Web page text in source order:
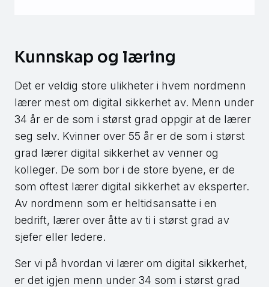
Kunnskap og læring
Det er veldig store ulikheter i hvem nordmenn
lærer mest om digital sikkerhet av. Menn under
34 år er de som i størst grad oppgir at de lærer
seg selv. Kvinner over 55 år er de som i størst
grad lærer digital sikkerhet av venner og
kolleger. De som bor i de store byene, er de
som oftest lærer digital sikkerhet av eksperter.
Av nordmenn som er heltidsansatte i en
bedrift, lærer over åtte av ti i størst grad av
sjefer eller ledere.
Ser vi på hvordan vi lærer om digital sikkerhet,
er det igjen menn under 34 som i størst grad